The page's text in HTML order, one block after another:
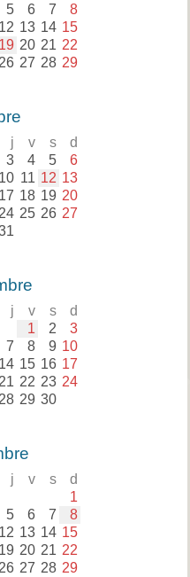
5 6 7 8
12 13 14 15
19 20 21 22
26 27 28 29
j v s d
3 4 5 6
10 11 12 13
17 18 19 20
24 25 26 27
j v s d
1 2 3
7 8 9 10
14 15 16 17
21 22 23 24
28 29 30
j v s d
1
5 6 7 8
12 13 14 15
19 20 21 22
26 27 28 29